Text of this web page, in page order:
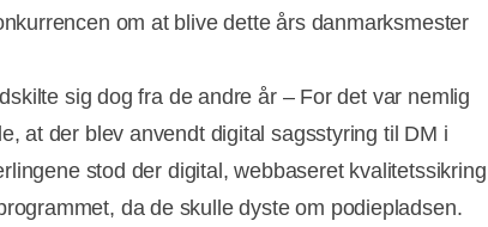
om at blive dette års danmarksmester
sig dog fra de andre år – For det var nemlig
at der blev anvendt digital sagsstyring til DM i
stod der digital, webbaseret kvalitetssikring
da de skulle dyste om podiepladsen.